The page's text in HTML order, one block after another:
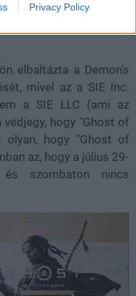
Privacy Policy
elbaltázta a Demon's
mivel az a SIE Inc.
a SIE LLC (ami az
hogy "Ghost of
olyan, hogy "Ghost of
az, hogy a július 29-
szombaton nincs